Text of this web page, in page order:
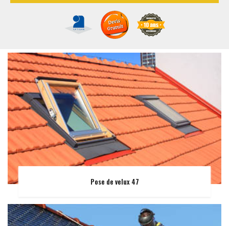
Pose de velux 47